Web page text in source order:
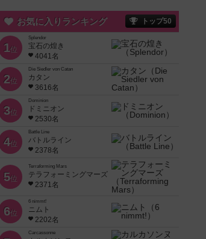
エド・マティニアン（Ed Mattinian）
お気に入りランキング トップ50
1位
Splendor
宝石の煌き
4041名
2位
Die Siedler von Catan
カタン
3616名
3位
Dominion
ドミニオン
2530名
4位
Battle Line
バトルライン
2378名
5位
Terraforming Mars
テラフォーミングマーズ
2371名
6位
6 nimmt!
ニムト
2202名
Carcassonne